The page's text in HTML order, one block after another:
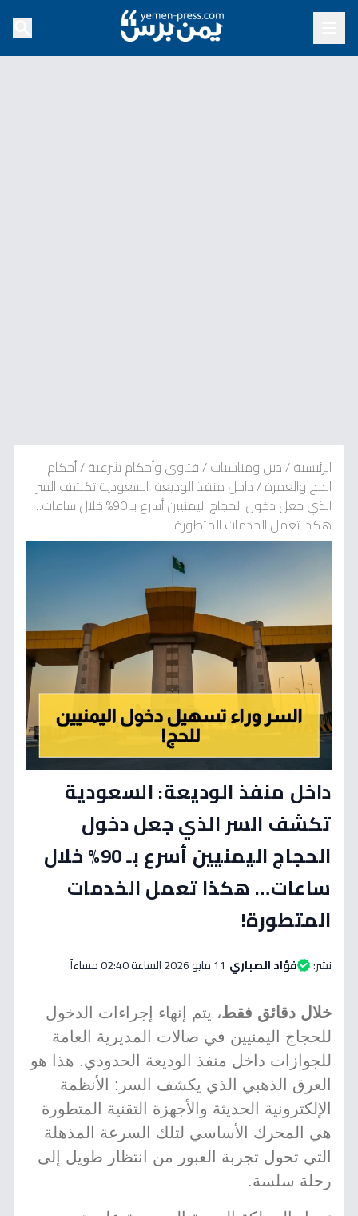
الرئيسية/دين ومناسبات/فتاوى وأحكام شرعية/أحكام
الحج والعمرة/داخل منفذ الوديعة: السعودية تكشف السر
الذي جعل دخول الحجاج اليمنيين أسرع بـ 90% خلال ساعات…
هكذا تعمل الخدمات المتطورة!
داخل منفذ الوديعة: السعودية
تكشف السر الذي جعل دخول
الحجاج اليمنيين أسرع بـ 90% خلال
ساعات… هكذا تعمل الخدمات
المتطورة!
نشر: فؤاد الصباري 11 مايو 2026 الساعة 02:40 مساءاً
خلال دقائق فقط، يتم إنهاء إجراءات الدخول
للحجاج اليمنيين في صالات المديرية العامة
للجوازات داخل منفذ الوديعة الحدودي. هذا هو
العرق الذهبي الذي يكشف السر: الأنظمة
الإلكترونية الحديثة والأجهزة التقنية المتطورة
هي المحرك الأساسي لتلك السرعة المذهلة
التي تحول تجربة العبور من انتظار طويل إلى
رحلة سلسة.